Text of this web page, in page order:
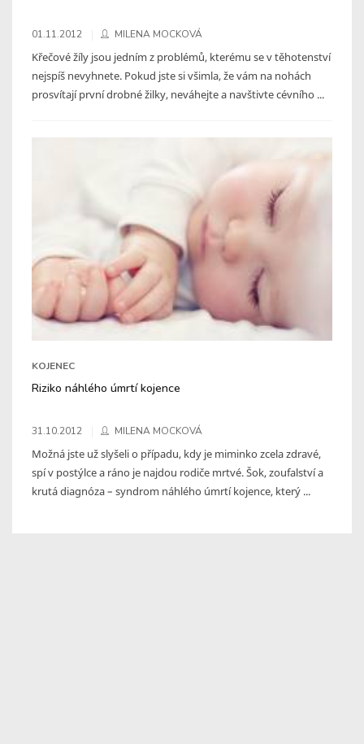
01.11.2012 MILENA MOCKOVÁ
Křečové žíly jsou jedním z problémů, kterému se v těhotenství
nejspíš nevyhnete. Pokud jste si všimla, že vám na nohách
prosvítají první drobné žilky, neváhejte a navštivte cévního ...
KOJENEC
Riziko náhlého úmrtí kojence
31.10.2012 MILENA MOCKOVÁ
Možná jste už slyšeli o případu, kdy je miminko zcela zdravé,
spí v postýlce a ráno je najdou rodiče mrtvé. Šok, zoufalství a
krutá diagnóza – syndrom náhlého úmrtí kojence, který ...